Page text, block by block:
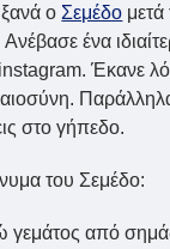
ξανά ο Σεμέδο μετά
ένα
Έκανε
στο γήπεδο.
του Σεμέδο:
γεμάτος από